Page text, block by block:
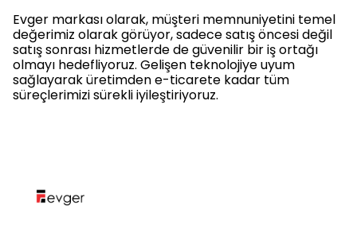
Evger markası olarak, müşteri memnuniyetini temel
değerimiz olarak görüyor, sadece satış öncesi değil
satış sonrası hizmetlerde de güvenilir bir iş ortağı
olmayı hedefliyoruz. Gelişen teknolojiye uyum
sağlayarak üretimden e-ticarete kadar tüm
süreçlerimizi sürekli iyileştiriyoruz.